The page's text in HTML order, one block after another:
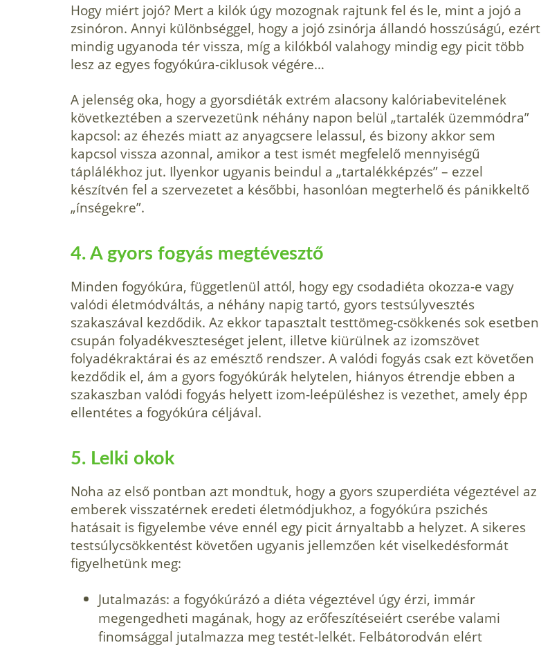
Hogy miért jojó? Mert a kilók úgy mozognak rajtunk fel és le, mint a jojó a
zsinóron. Annyi különbséggel, hogy a jojó zsinórja állandó hosszúságú, ezért
mindig ugyanoda tér vissza, míg a kilókból valahogy mindig egy picit több
lesz az egyes fogyókúra-ciklusok végére…
A jelenség oka, hogy a gyorsdiéták extrém alacsony kalóriabevitelének
következtében a szervezetünk néhány napon belül „tartalék üzemmódra”
kapcsol: az éhezés miatt az anyagcsere lelassul, és bizony akkor sem
kapcsol vissza azonnal, amikor a test ismét megfelelő mennyiségű
táplálékhoz jut. Ilyenkor ugyanis beindul a „tartalékképzés” – ezzel
készítvén fel a szervezetet a későbbi, hasonlóan megterhelő és pánikkeltő
„ínségekre”.
4. A gyors fogyás megtévesztő
Minden fogyókúra, függetlenül attól, hogy egy csodadiéta okozza-e vagy
valódi életmódváltás, a néhány napig tartó, gyors testsúlyvesztés
szakaszával kezdődik. Az ekkor tapasztalt testtömeg-csökkenés sok esetben
csupán folyadékveszteséget jelent, illetve kiürülnek az izomszövet
folyadékraktárai és az emésztő rendszer. A valódi fogyás csak ezt követően
kezdődik el, ám a gyors fogyókúrák helytelen, hiányos étrendje ebben a
szakaszban valódi fogyás helyett izom-leépüléshez is vezethet, amely épp
ellentétes a fogyókúra céljával.
5. Lelki okok
Noha az első pontban azt mondtuk, hogy a gyors szuperdiéta végeztével az
emberek visszatérnek eredeti életmódjukhoz, a fogyókúra pszichés
hatásait is figyelembe véve ennél egy picit árnyaltabb a helyzet. A sikeres
testsúlycsökkentést követően ugyanis jellemzően két viselkedésformát
figyelhetünk meg:
Jutalmazás: a fogyókúrázó a diéta végeztével úgy érzi, immár
megengedheti magának, hogy az erőfeszítéseiért cserébe valami
finomsággal jutalmazza meg testét-lelkét. Felbátorodván elért